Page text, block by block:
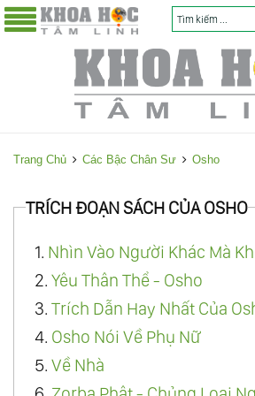
Trang Chủ Các Bậc Chân Sư Osho
TRÍCH ĐOẠN SÁCH CỦA OSHO
1. Nhìn Vào Người Khác Mà
2. Yêu Thân Thể - Osho
3. Trích Dẫn Hay Nhất Của
4. Osho Nói Về Phụ Nữ
5. Về Nhà